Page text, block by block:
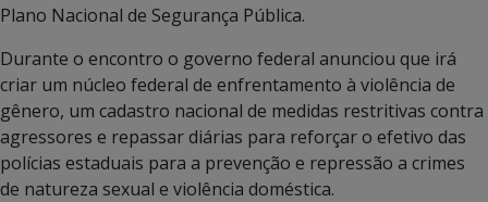
Plano Nacional de Segurança Pública.
Durante o encontro o governo federal anunciou que irá
criar um núcleo federal de enfrentamento à violência de
gênero, um cadastro nacional de medidas restritivas contra
agressores e repassar diárias para reforçar o efetivo das
polícias estaduais para a prevenção e repressão a crimes
de natureza sexual e violência doméstica.